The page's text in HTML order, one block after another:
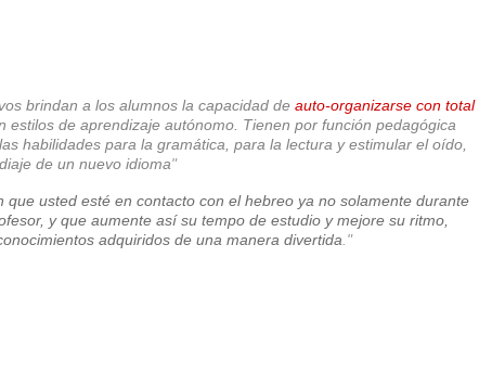
brindan a los alumnos la capacidad de auto-organizarse con total
estilos de aprendizaje autónomo. Tienen por función pedagógica
habilidades para la gramática, para la lectura y estimular el oído,
de un nuevo idioma"
que usted esté en contacto con el hebreo ya no solamente durante
y que aumente así su tempo de estudio y mejore su ritmo,
adquiridos de una manera divertida ."